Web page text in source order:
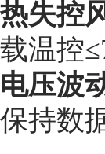
热失控
载温控
电压波
保持数